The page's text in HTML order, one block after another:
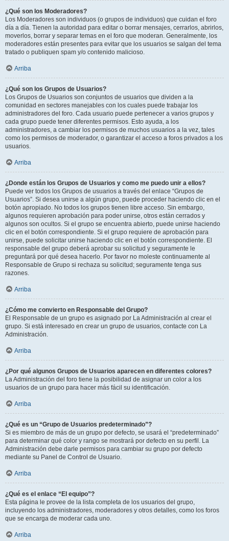
¿Qué son los Moderadores?
Los Moderadores son individuos (o grupos de individuos) que cuidan el foro
día a día. Tienen la autoridad para editar o borrar mensajes, cerrarlos, abrirlos,
moverlos, borrar y separar temas en el foro que moderan. Generalmente, los
moderadores están presentes para evitar que los usuarios se salgan del tema
tratado o publiquen spam y/o contenido malicioso.
Arriba
¿Qué son los Grupos de Usuarios?
Los Grupos de Usuarios son conjuntos de usuarios que dividen a la
comunidad en sectores manejables con los cuales puede trabajar los
administradores del foro. Cada usuario puede pertenecer a varios grupos y
cada grupo puede tener diferentes permisos. Esto ayuda, a los
administradores, a cambiar los permisos de muchos usuarios a la vez, tales
como los permisos de moderador, o garantizar el acceso a foros privados a los
usuarios.
Arriba
¿Donde están los Grupos de Usuarios y como me puedo unir a ellos?
Puede ver todos los Grupos de usuarios a través del enlace “Grupos de
Usuarios”. Si desea unirse a algún grupo, puede proceder haciendo clic en el
botón apropiado. No todos los grupos tienen libre acceso. Sin embargo,
algunos requieren aprobación para poder unirse, otros están cerrados y
algunos son ocultos. Si el grupo se encuentra abierto, puede unirse haciendo
clic en el botón correspondiente. Si el grupo requiere de aprobación para
unirse, puede solicitar unirse haciendo clic en el botón correspondiente. El
responsable del grupo deberá aprobar su solicitud y seguramente le
preguntará por qué desea hacerlo. Por favor no moleste continuamente al
Responsable de Grupo si rechaza su solicitud; seguramente tenga sus
razones.
Arriba
¿Cómo me convierto en Responsable del Grupo?
El Responsable de un grupo es asignado por La Administración al crear el
grupo. Si está interesado en crear un grupo de usuarios, contacte con La
Administración.
Arriba
¿Por qué algunos Grupos de Usuarios aparecen en diferentes colores?
La Administración del foro tiene la posibilidad de asignar un color a los
usuarios de un grupo para hacer más fácil su identificación.
Arriba
¿Qué es un “Grupo de Usuarios predeterminado”?
Si es miembro de más de un grupo por defecto, se usará el “predeterminado”
para determinar qué color y rango se mostrará por defecto en su perfil. La
Administración debe darle permisos para cambiar su grupo por defecto
mediante su Panel de Control de Usuario.
Arriba
¿Qué es el enlace “El equipo”?
Esta página le provee de la lista completa de los usuarios del grupo,
incluyendo los administradores, moderadores y otros detalles, como los foros
que se encarga de moderar cada uno.
Arriba